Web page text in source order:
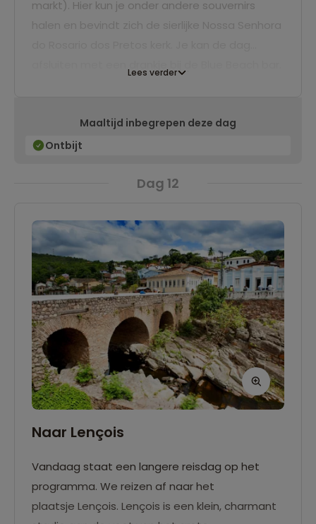
markt). Hier kun je onder andere souvernirs
Lees verder
Maaltijd inbegrepen deze dag
Ontbijt
Dag 12
Naar Lençois
Vandaag staat een langere reisdag op het
programma. We reizen af naar het
plaatsje Lençois. Lençois is een klein, charmant